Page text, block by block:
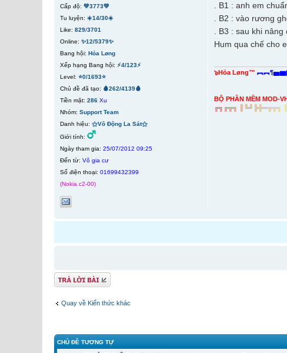
. B1 : anh em
. B2 : vào rương
. B3 : sau khi
Hum qua chế cho
๖Hỏa Løng™
BỘ PHẦN MỀM MOD-
╔╗ ╔╦╗ ╚╝ ╠╬═╦╦╗
Cấp độ: 💚3773💚
Tu luyện: ☀️14/30☀️
Like: 829/3701
Online: ✨12/5379✨
Bang hội: Hỏa Løng
Xếp hạng Bang hội: ⚡4/123⚡
Level: ⭐0/1693⭐
Chủ đề đã tạo: 🩸262/4139🩸
Tiền mặt: 286 Xu
Nhóm: Support Team
Danh hiệu: ⚝Vô Động La Sát⚝
Giới tính:
Ngày tham gia: 25/07/2012 09:25
Đến từ: Vô gia cư
Số điện thoại: 01699432399
(Nokia c2-00)
Gửi bài trả lời
Quay về Kiến thức khác
CHỦ ĐỀ TƯƠNG TỰ